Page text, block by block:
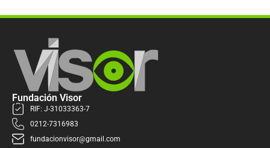
Fundación Visor
RIF: J-31033363-7
0212-7316983
fundacionvisor@gmail.com